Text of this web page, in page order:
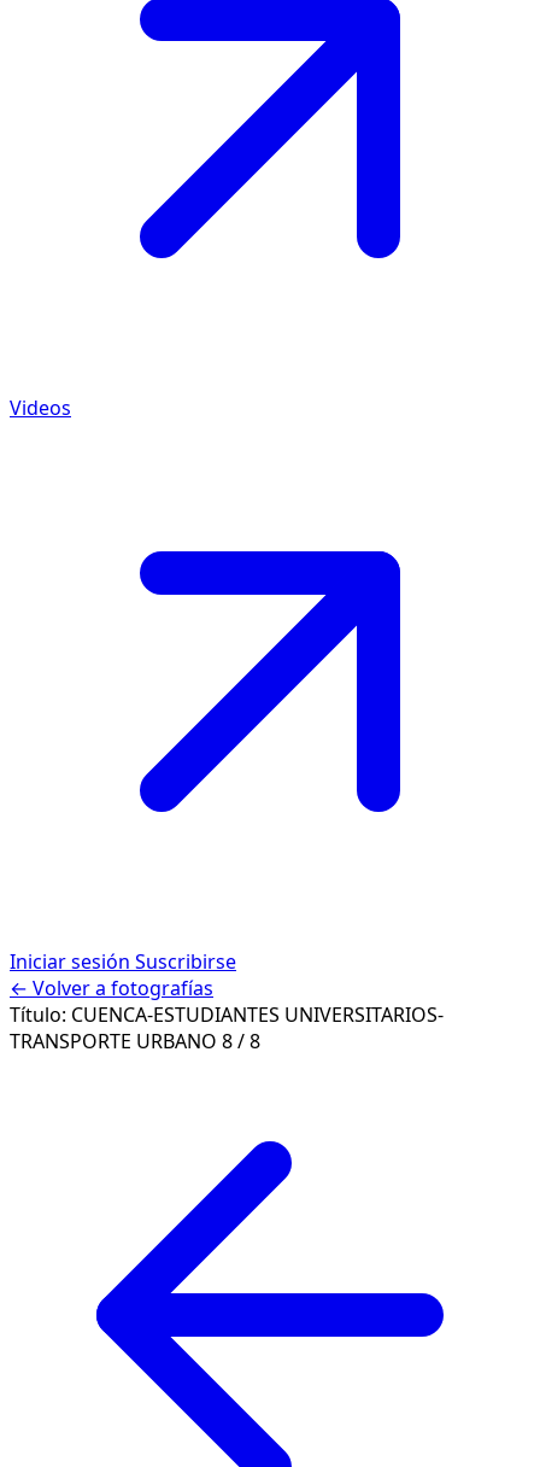
Videos
Iniciar sesión Suscribirse
← Volver a fotografías
Título: CUENCA-ESTUDIANTES UNIVERSITARIOS-
TRANSPORTE URBANO 8 / 8